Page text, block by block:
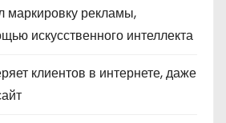
рекламы,
искусственного интеллекта
клиентов в интернете, даже